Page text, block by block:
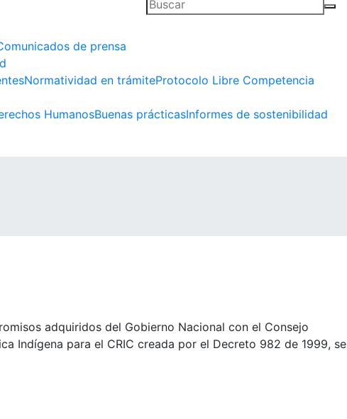
de prensa
Normatividad en trámiteProtocolo Libre Competencia
HumanosBuenas prácticasInformes de sostenibilidad
adquiridos del Gobierno Nacional con el Consejo
Indígena para el CRIC creada por el Decreto 982 de 1999, se